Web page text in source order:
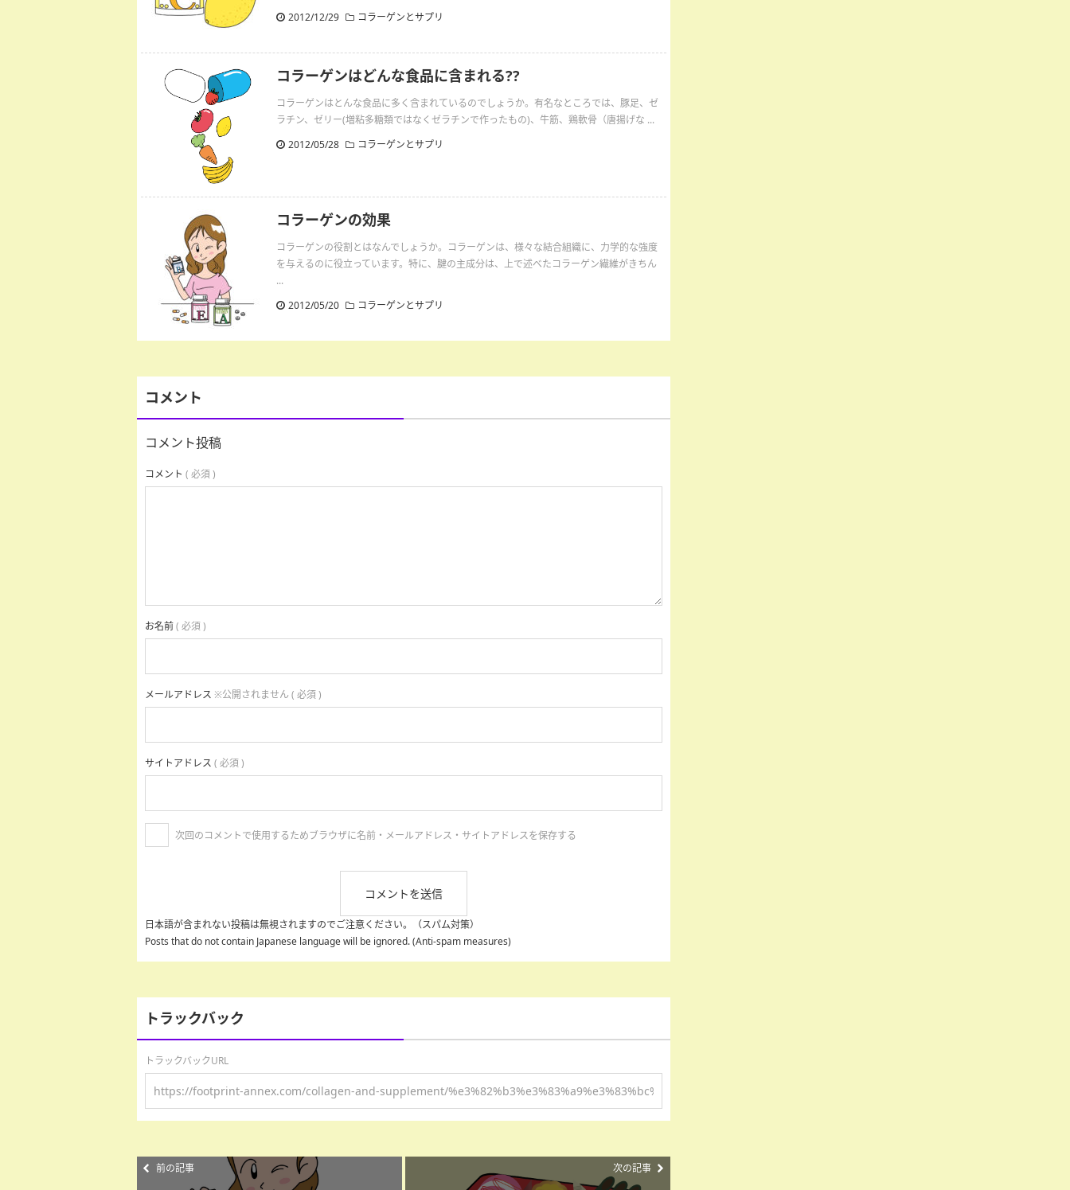
2012/12/29
コラーゲンとサプリ
コラーゲンはどんな食品に含まれる??
コラーゲンはとんな食品に多く含まれているのでしょうか。有名なところでは、豚足、ゼ
ラチン、ゼリー(増粘多糖類ではなくゼラチンで作ったもの)、牛筋、鶏軟骨（唐揚げな ...
2012/05/28
コラーゲンとサプリ
コラーゲンの効果
コラーゲンの役割とはなんでしょうか。コラーゲンは、様々な結合組織に、力学的な強度
を与えるのに役立っています。特に、腱の主成分は、上で述べたコラーゲン繊維がきちん
...
2012/05/20
コラーゲンとサプリ
コメント
コメント投稿
コメント ( 必須 )
お名前( 必須 )
メールアドレス ※公開されません ( 必須 )
サイトアドレス ( 必須 )
次回のコメントで使用するためブラウザに名前・メールアドレス・サイトアドレスを保存する
日本語が含まれない投稿は無視されますのでご注意ください。（スパム対策）
Posts that do not contain Japanese language will be ignored. (Anti-spam measures)
トラックバック
トラックバックURL
前の記事 次の記事